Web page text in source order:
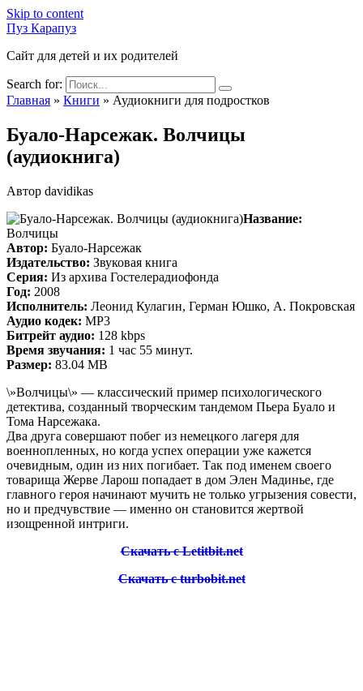
Skip to content
Пуз Карапуз
Сайт для детей и их родителей
Search for:
Главная » Книги » Аудиокниги для подростков
Буало-Нарсежак. Волчицы
(аудиокнига)
Автор davidikas
Название:
Волчицы
Автор: Буало-Нарсежак
Издательство: Звуковая книга
Серия: Из архива Гостелерадиофонда
Год: 2008
Исполнитель: Леонид Кулагин, Герман Юшко, А. Покровская
Аудио кодек: MP3
Битрейт аудио: 128 kbps
Bремя звучания: 1 час 55 минут.
Размер: 83.04 MB
\»Волчицы\» — классический пример психологического
детектива, созданный творческим тандемом Пьера Буало и
Тома Нарсежака.
Два друга совершают побег из немецкого лагеря для
военнопленных, но когда успех операции уже кажется
очевидным, один из них погибает. Так под именем своего
товарища Жерве Ларош попадает в дом Элен Мадинье, где
главного героя начинают мучить не только угрызения совести,
но и предчувствие — именно он становится жертвой
изощренной интриги.
Скачать с Letitbit.net
Скачать с turbobit.net